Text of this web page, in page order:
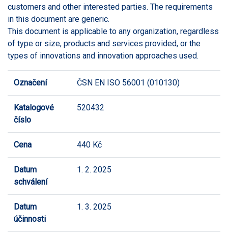
customers and other interested parties. The requirements
in this document are generic.
This document is applicable to any organization, regardless
of type or size, products and services provided, or the
types of innovations and innovation approaches used.
Označení ČSN EN ISO 56001 (010130)
Katalogové
číslo
520432
Cena 440 Kč
Datum
schválení
1. 2. 2025
Datum
účinnosti
1. 3. 2025